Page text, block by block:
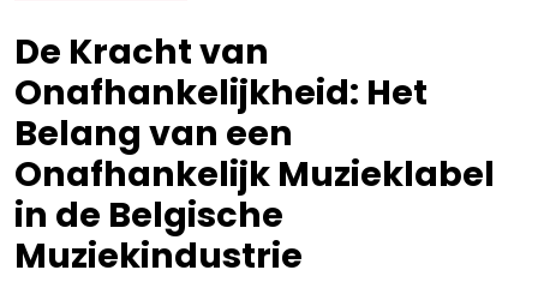
De Kracht van
Onafhankelijkheid: Het
Belang van een
Onafhankelijk Muzieklabel
in de Belgische
Muziekindustrie